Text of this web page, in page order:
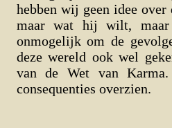
hebben wij geen idee over
maar wat hij wilt, maar
onmogelijk om de
deze wereld ook wel
van de Wet van
consequenties overzien.